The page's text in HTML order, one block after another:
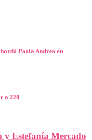
Paola Andrea en
a 220
Estefanía Mercado